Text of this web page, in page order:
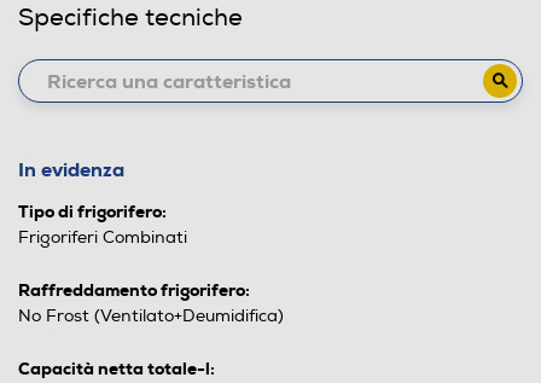
Specifiche tecniche
In evidenza
Tipo di frigorifero:
Frigoriferi Combinati
Raffreddamento frigorifero:
No Frost (Ventilato+Deumidifica)
Capacità netta totale-l: